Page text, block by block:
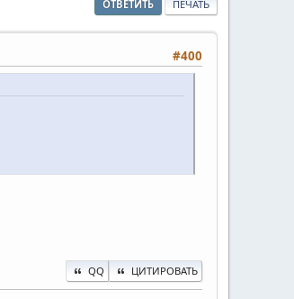
ОТВЕТИТЬ ПЕЧАТЬ
#400
QQ ЦИТИРОВАТЬ